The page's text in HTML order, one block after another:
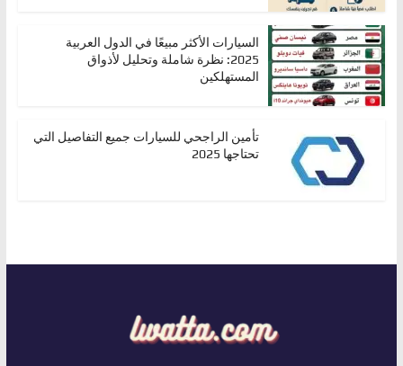
السيارات الأكثر مبيعًا في الدول العربية
2025: نظرة شاملة وتحليل لأذواق
المستهلكين
تأمين الراجحي للسيارات جميع التفاصيل التي
تحتاجها 2025